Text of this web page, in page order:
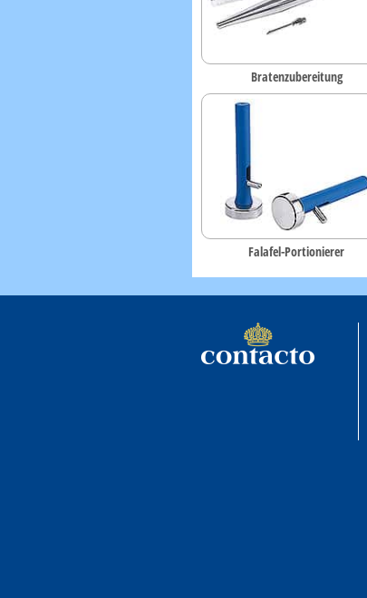
Bratenzubereitung
Falafel-Portionierer